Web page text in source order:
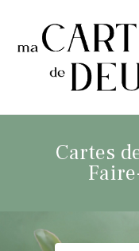
Cartes